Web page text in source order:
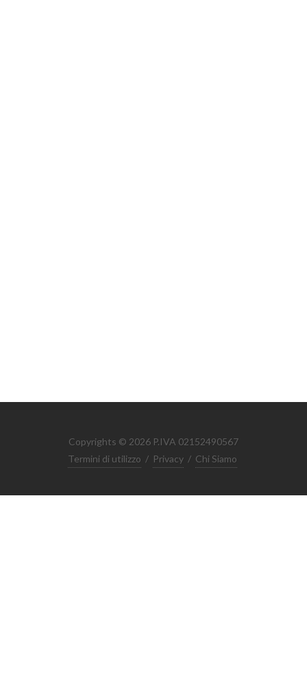
Copyrights © 2026 P.IVA 02152490567
Termini di utilizzo / Privacy / Chi Siamo